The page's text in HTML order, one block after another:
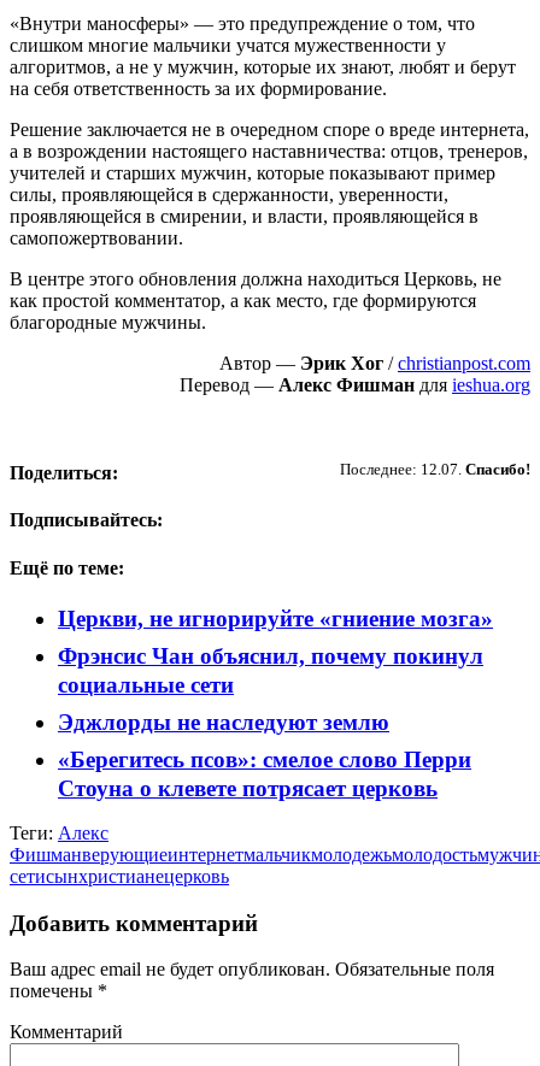
«Внутри маносферы» — это предупреждение о том, что
слишком многие мальчики учатся мужественности у
алгоритмов, а не у мужчин, которые их знают, любят и берут
на себя ответственность за их формирование.
Решение заключается не в очередном споре о вреде интернета,
а в возрождении настоящего наставничества: отцов, тренеров,
учителей и старших мужчин, которые показывают пример
силы, проявляющейся в сдержанности, уверенности,
проявляющейся в смирении, и власти, проявляющейся в
самопожертвовании.
В центре этого обновления должна находиться Церковь, не
как простой комментатор, а как место, где формируются
благородные мужчины.
Автор — Эрик Хог /christianpost.com
Перевод — Алекс Фишман для ieshua.org
Последнее: 12.07. Спасибо!
Поделиться:
Подписывайтесь:
Ещё по теме:
Церкви, не игнорируйте «гниение мозга»
Фрэнсис Чан объяснил, почему покинул
социальные сети
Эджлорды не наследуют землю
«Берегитесь псов»: смелое слово Перри
Стоуна о клевете потрясает церковь
Теги: Алекс
Фишманверующиеинтернетмальчикмолодежьмолодость
сетисынхристианецерковь
Добавить комментарий
Ваш адрес email не будет опубликован. Обязательные поля
помечены *
Комментарий